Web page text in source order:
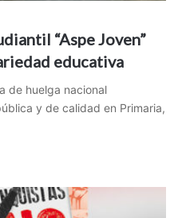
“Aspe Joven”
educativa
de huelga nacional
y de calidad en Primaria,